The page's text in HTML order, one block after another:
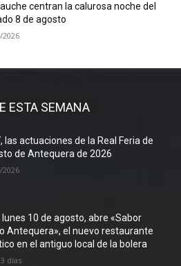
centran la calurosa noche del
8 de agosto
2026
ESTA SEMANA
las actuaciones de la Real Feria de
de Antequera de 2026
2026
lunes 10 de agosto, abre «Sabor
Antequera», el nuevo restaurante
en el antiguo local de la bolera
días